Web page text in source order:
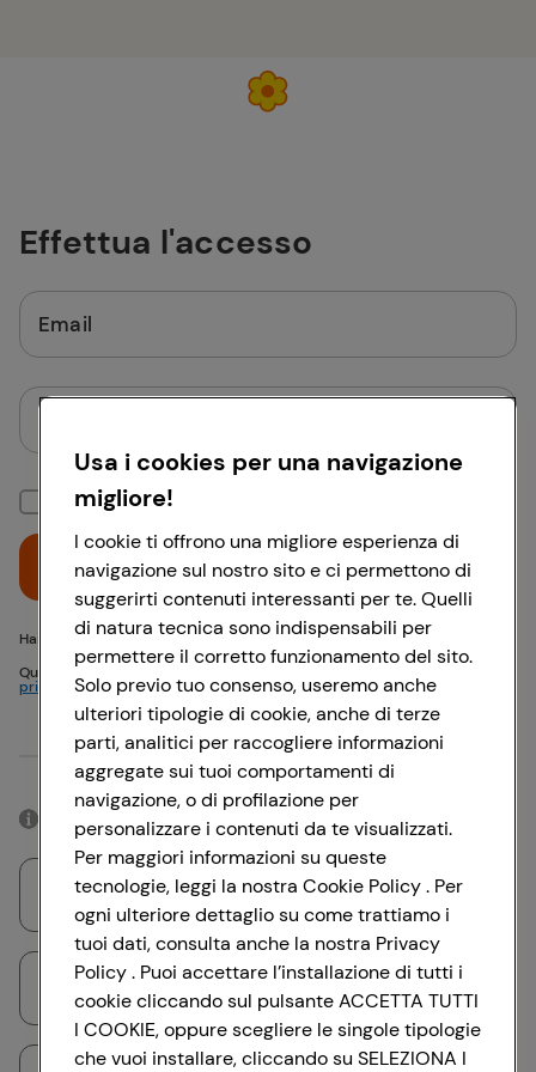
Effettua l'accesso
Email
Mantieni la sessione attiva
Hai problemi di accesso? {{recover-pwd}} o {{recover-email}}
Questo sito è protetto da reCAPTCHA e si applicano
privacy eTermini di servizioGoogle
Accedi
Oppure
Accedendo con il tuo account social, rimarrai connesso per 12 ore.
Accedi con Google
Usa i cookies per una navigazione
migliore!
I cookie ti offrono una migliore esperienza di
navigazione sul nostro sito e ci permettono di
suggerirti contenuti interessanti per te. Quelli
di natura tecnica sono indispensabili per
permettere il corretto funzionamento del sito.
Solo previo tuo consenso, useremo anche
ulteriori tipologie di cookie, anche di terze
parti, analitici per raccogliere informazioni
aggregate sui tuoi comportamenti di
navigazione, o di profilazione per
personalizzare i contenuti da te visualizzati.
Per maggiori informazioni su queste
tecnologie, leggi la nostra Cookie Policy . Per
ogni ulteriore dettaglio su come trattiamo i
tuoi dati, consulta anche la nostra Privacy
Policy . Puoi accettare l’installazione di tutti i
cookie cliccando sul pulsante ACCETTA TUTTI
I COOKIE, oppure scegliere le singole tipologie
che vuoi installare, cliccando su SELEZIONA I